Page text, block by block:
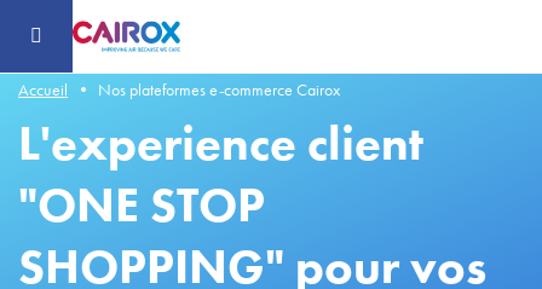
contenu
principalAccueil Nos plateformes e-commerce Cairox
L'experience client
"ONE STOP
SHOPPING" pour vos